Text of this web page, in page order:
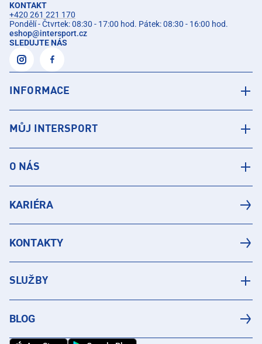
KONTAKT
+420 261 221 170
Pondělí - Čtvrtek: 08:30 - 17:00 hod. Pátek: 08:30 - 16:00 hod.
eshop@intersport.cz
SLEDUJTE NÁS
INFORMACE
MŮJ INTERSPORT
O NÁS
KARIÉRA
KONTAKTY
SLUŽBY
BLOG